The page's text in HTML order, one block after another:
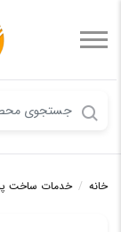
خانه / خدمات ساخت